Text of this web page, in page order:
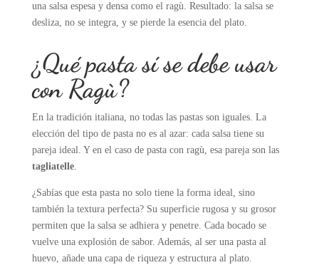
una salsa espesa y densa como el ragù. Resultado: la salsa se
desliza, no se integra, y se pierde la esencia del plato.
¿Qué pasta sí se debe usar
con Ragù?
En la tradición italiana, no todas las pastas son iguales. La
elección del tipo de pasta no es al azar: cada salsa tiene su
pareja ideal. Y en el caso de pasta con ragù, esa pareja son las
tagliatelle.
¿Sabías que esta pasta no solo tiene la forma ideal, sino
también la textura perfecta? Su superficie rugosa y su grosor
permiten que la salsa se adhiera y penetre. Cada bocado se
vuelve una explosión de sabor. Además, al ser una pasta al
huevo, añade una capa de riqueza y estructura al plato.